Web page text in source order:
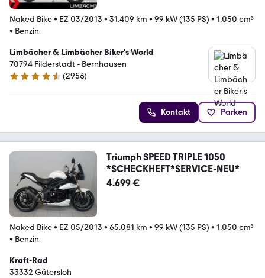
Naked Bike• EZ 03/2013 • 31.409 km • 99 kW (135 PS) • 1.050 cm³
• Benzin
Limbächer & Limbächer Biker's World
70794 Filderstadt - Bernhausen
4.7 Sterne
(2956)
Kontakt Parken
Triumph SPEED TRIPLE 1050
*SCHECKHEFT*SERVICE-NEU*
4.699 €
Naked Bike• EZ 05/2013 • 65.081 km • 99 kW (135 PS) • 1.050 cm³
• Benzin
Kraft-Rad
33332 Gütersloh